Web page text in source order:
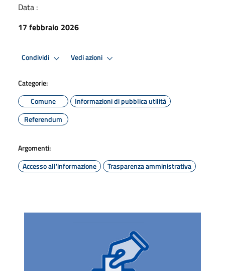
Data :
17 febbraio 2026
Condividi Vedi azioni
Categorie:
Comune
Informazioni di pubblica utilità
Referendum
Argomenti:
Accesso all'informazione
Trasparenza amministrativa